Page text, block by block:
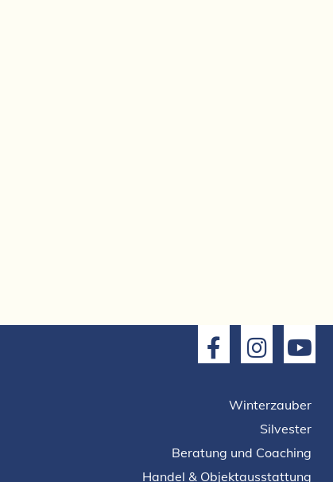
Winterzauber
Silvester
Beratung und Coaching
Handel & Objektausstattung